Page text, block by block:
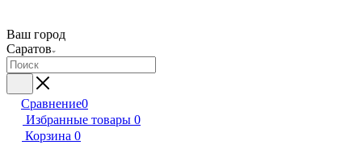
Ваш город
Саратов
Сравнение0
Избранные товары 0
Корзина 0